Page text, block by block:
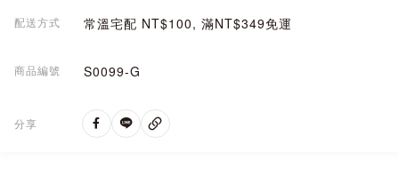
配送方式 常溫宅配 NT$100, 滿NT$349免運
商品編號 S0099-G
分享